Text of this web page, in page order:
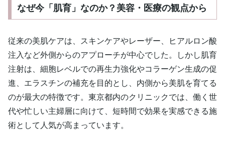
なぜ今「肌育」なのか？美容・医療の観点から
従来の美肌ケアは、スキンケアやレーザー、ヒアルロン酸
注入など外側からのアプローチが中心でした。しかし肌育
注射は、細胞レベルでの再生力強化やコラーゲン生成の促
進、エラスチンの補充を目的とし、内側から美肌を育てる
のが最大の特徴です。東京都内のクリニックでは、働く世
代や忙しい主婦層に向けて、短時間で効果を実感できる施
術として人気が高まっています。